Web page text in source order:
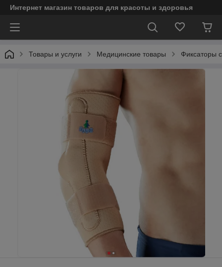
Интернет магазин товаров для красоты и здоровья
Товары и услуги Медицинские товары Фиксаторы